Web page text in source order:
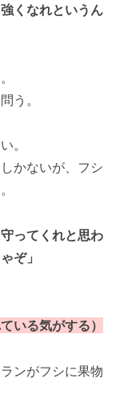
くなれというん
う。
。
かないが、フシ
ってくれと思わ
ぞ」
いる気がする）
ンがフシに果物